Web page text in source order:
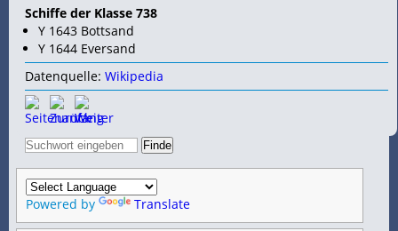
Schiffe der Klasse 738
Y 1643 Bottsand
Y 1644 Eversand
Datenquelle: Wikipedia
Powered by Translate